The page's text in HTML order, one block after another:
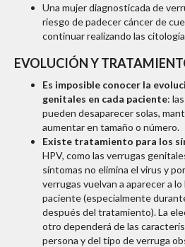
Una mujer diagnosticada de
riesgo de padecer cáncer de
continuar realizando las
EVOLUCIÓN Y
Es imposible conocer la
genitales en cada paciente:
pueden desaparecer solas,
aumentar en tamaño o número.
Existe tratamiento para los
HPV, como las verrugas
síntomas no elimina el virus y
verrugas vuelvan a aparecer a lo
paciente (especialmente
después del tratamiento). La
otro dependerá de las
persona y del tipo de verruga